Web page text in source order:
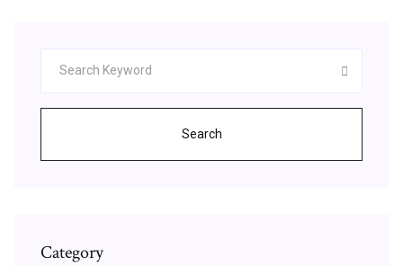
Search
Category